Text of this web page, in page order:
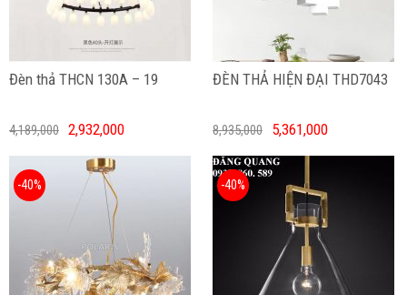
Đèn thả THCN 130A – 19
4,189,000 2,932,000
ĐÈN THẢ HIỆN ĐẠI THD7043
8,935,000 5,361,000
-40% -40%